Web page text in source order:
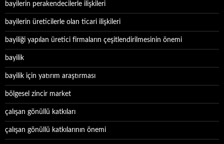
bayilerin perakendecilerle ilişkileri
bayilerin üreticilerle olan ticari ilişkileri
bayiliği yapılan üretici firmaların çeşitlendirilmesinin önemi
bayilik
bayilik için yatırım araştırması
bölgesel zincir market
çalışan gönüllü katkıları
çalışan gönüllü katkılarının önemi